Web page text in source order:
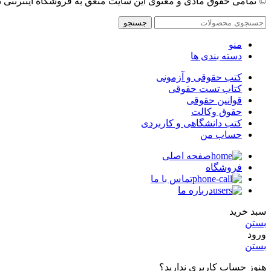
جستجو
منو
دسته بندی ها
کتب حقوقی و آزمونی
کتاب تست حقوقی
قوانین حقوقی
حقوق وکالت
کتب دانشگاهی و کاربردی
حساب من
صفحه اصلی
فروشگاه
تماس با ما
درباره ما
سبد خرید
بستن
ورود
بستن
هنوز حساب کاربری ندارید؟